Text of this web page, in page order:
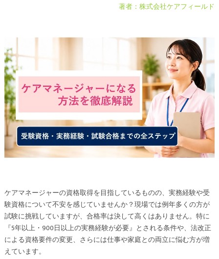
著者：株式会社ケアフィールド
ケアマネージャーの資格取得を目指しているものの、実務経験や受
験資格について不安を感じていませんか？現場では例年多くの方が
試験に挑戦していますが、合格率は決して高くはありません。特に
『5年以上・900日以上の実務経験が必要』とされる条件や、法改正
による資格要件の変更、さらには仕事や家庭との両立に悩む方が増
えています。